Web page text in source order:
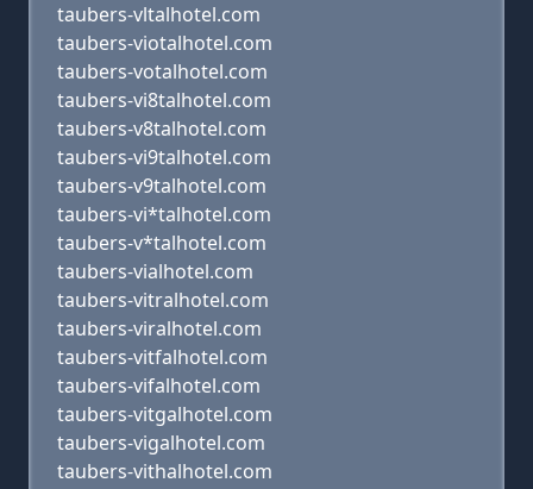
taubers-vltalhotel.com
taubers-viotalhotel.com
taubers-votalhotel.com
taubers-vi8talhotel.com
taubers-v8talhotel.com
taubers-vi9talhotel.com
taubers-v9talhotel.com
taubers-vi*talhotel.com
taubers-v*talhotel.com
taubers-vialhotel.com
taubers-vitralhotel.com
taubers-viralhotel.com
taubers-vitfalhotel.com
taubers-vifalhotel.com
taubers-vitgalhotel.com
taubers-vigalhotel.com
taubers-vithalhotel.com